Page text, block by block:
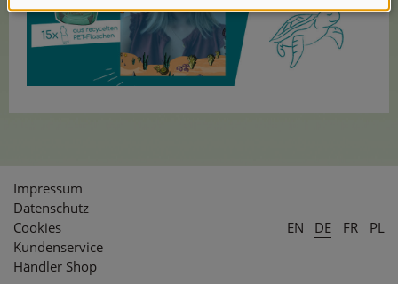
Impressum
Datenschutz
Cookies
Kundenservice
Händler Shop
EN DE FR PL